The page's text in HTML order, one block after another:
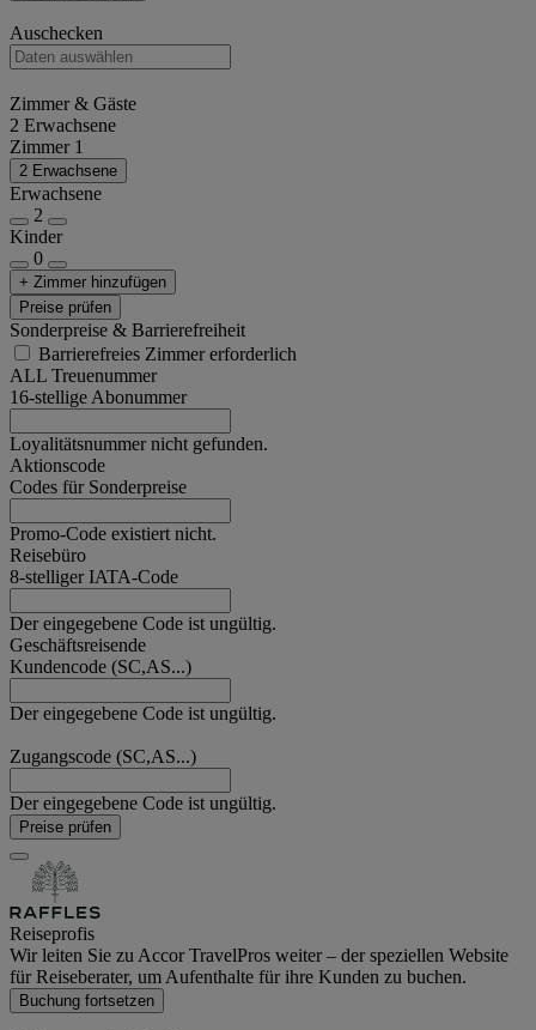
Auschecken
Zimmer & Gäste
2 Erwachsene
Zimmer 1
2 Erwachsene
Erwachsene
2
Kinder
0
+ Zimmer hinzufügen
Preise prüfen
Sonderpreise & Barrierefreiheit
Barrierefreies Zimmer erforderlich
ALL Treuenummer
16-stellige Abonummer
Loyalitätsnummer nicht gefunden.
Aktionscode
Codes für Sonderpreise
Promo-Code existiert nicht.
Reisebüro
8-stelliger IATA-Code
Der eingegebene Code ist ungültig.
Geschäftsreisende
Kundencode (SC,AS...)
Der eingegebene Code ist ungültig.
Zugangscode (SC,AS...)
Der eingegebene Code ist ungültig.
Preise prüfen
Reiseprofis
Wir leiten Sie zu Accor TravelPros weiter – der speziellen Website
für Reiseberater, um Aufenthalte für ihre Kunden zu buchen.
Buchung fortsetzen